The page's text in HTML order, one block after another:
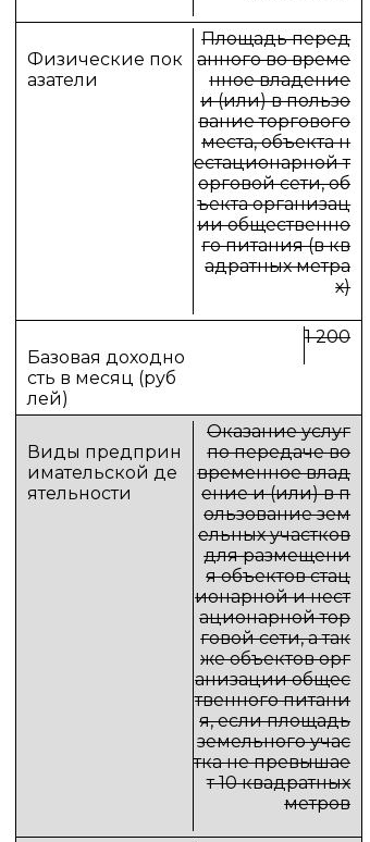
Площадь перед
анного во време
нное владение
и (или) в пользо
вание торгового
места, объекта н
естационарной т
орговой сети, об
ъекта организац
ии общественно
го питания (в кв
адратных метра
х)
1 200
Оказание услуг
по передаче во
временное влад
ение и (или) в п
ользование зем
ельных участков
для размещени
я объектов стац
ионарной и нест
ационарной тор
говой сети, а так
же объектов орг
анизации общес
твенного питани
я, если площадь
земельного учас
тка не превышае
т 10 квадратных
метров